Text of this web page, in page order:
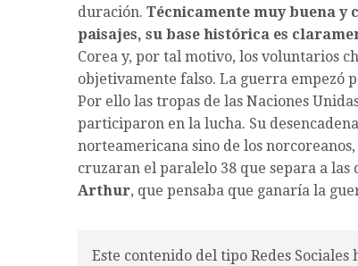
duración. Técnicamente muy buena y
paisajes, su base histórica es
Corea y, por tal motivo, los voluntarios
objetivamente falso. La guerra empezó
Por ello las tropas de las Naciones
participaron en la lucha. Su
norteamericana sino de los
cruzaran el paralelo 38 que separa a
Arthur, que pensaba que ganaría la
Este contenido del tipo Redes